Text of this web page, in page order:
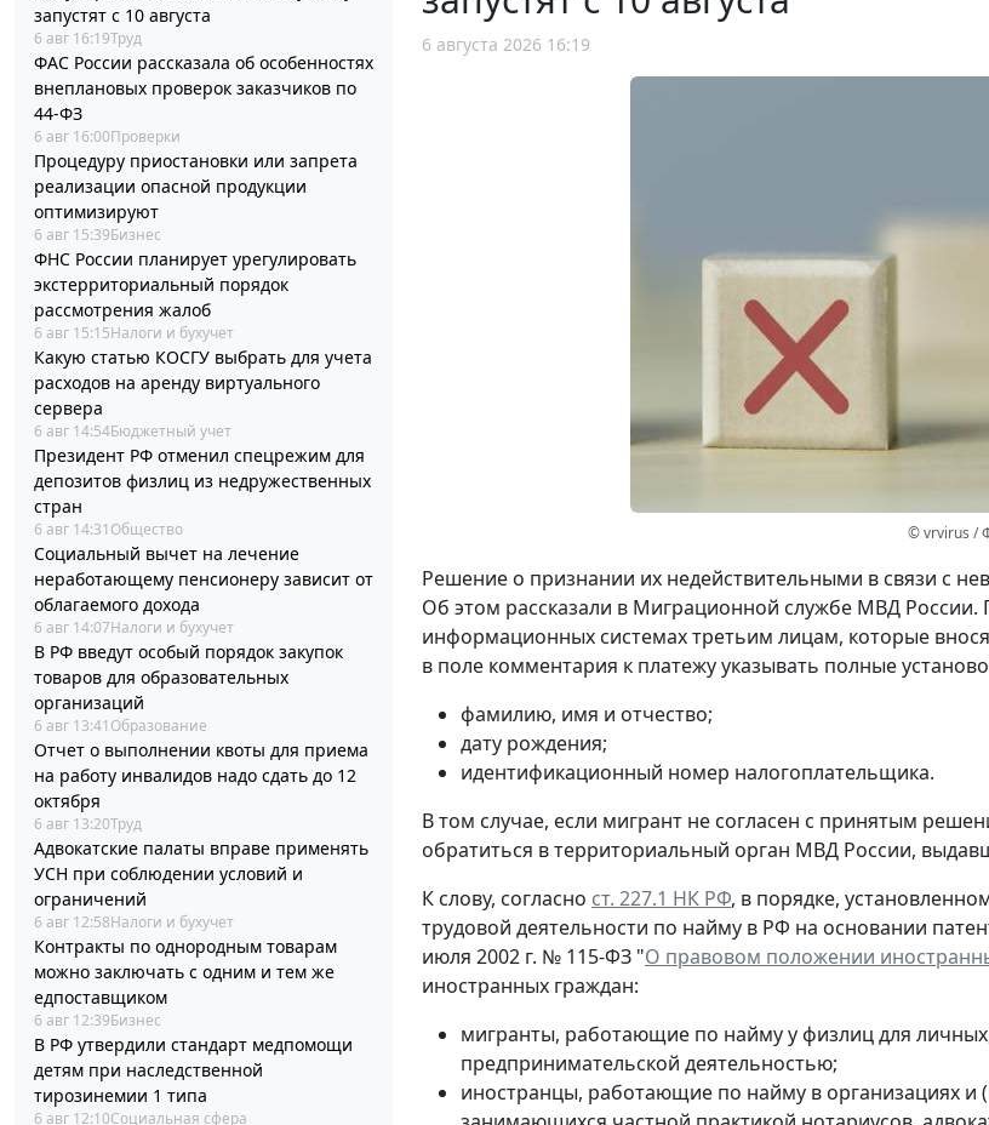
запустят с 10 августа
6 авг 16:19Труд
ФАС России рассказала об особенностях
внеплановых проверок заказчиков по
44-ФЗ
6 авг 16:00Проверки
Процедуру приостановки или запрета
реализации опасной продукции
оптимизируют
6 авг 15:39Бизнес
ФНС России планирует урегулировать
экстерриториальный порядок
рассмотрения жалоб
6 авг 15:15Налоги и бухучет
Какую статью КОСГУ выбрать для учета
расходов на аренду виртуального
сервера
6 авг 14:54Бюджетный учет
Президент РФ отменил спецрежим для
депозитов физлиц из недружественных
стран
6 авг 14:31 Общество
Социальный вычет на лечение
неработающему пенсионеру зависит от
облагаемого дохода
6 авг 14:07Налоги и бухучет
В РФ введут особый порядок закупок
товаров для образовательных
организаций
6 авг 13:41 Образование
Отчет о выполнении квоты для приема
на работу инвалидов надо сдать до 12
октября
6 авг 13:20Труд
Адвокатские палаты вправе применять
УСН при соблюдении условий и
ограничений
6 авг 12:58Налоги и бухучет
Контракты по однородным товарам
можно заключать с одним и тем же
едпоставщиком
6 авг 12:39Бизнес
В РФ утвердили стандарт медпомощи
детям при наследственной
тирозинемии 1 типа
6 авг 12:10Социальная сфера
6 августа 2026 16:19
© vrvirus /
Решение о признании их недействительными в связи с
Об этом рассказали в Миграционной службе МВД
информационных системах третьим лицам, которые
в поле комментария к платежу указывать полные
фамилию, имя и отчество;
дату рождения;
идентификационный номер налогоплательщика.
В том случае, если мигрант не согласен с принятым
обратиться в территориальный орган МВД России,
К слову, согласно ст. 227.1 НК РФ, в порядке,
трудовой деятельности по найму в РФ на основании
июля 2002 г. № 115-ФЗ "О правовом положении
иностранных граждан:
мигранты, работающие по найму у физлиц для
предпринимательской деятельностью;
иностранцы, работающие по найму в организациях и